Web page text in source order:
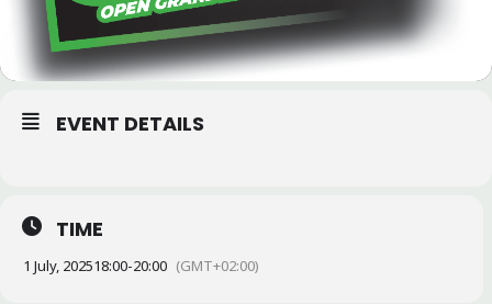
EVENT DETAILS
TIME
1 July, 202518:00-20:00 (GMT+02:00)